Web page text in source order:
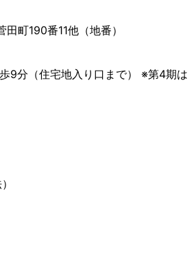
町190番11他（地番）
9分（住宅地入り口まで） ※第4期は